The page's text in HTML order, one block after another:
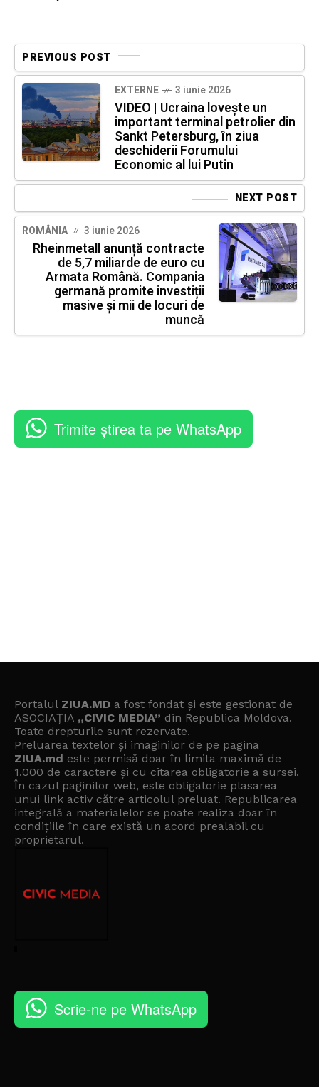
PREVIOUS POST
EXTERNE 3 iunie 2026
VIDEO | Ucraina lovește un
important terminal petrolier din
Sankt Petersburg, în ziua
deschiderii Forumului
Economic al lui Putin
NEXT POST
ROMÂNIA 3 iunie 2026
Rheinmetall anunță contracte
de 5,7 miliarde de euro cu
Armata Română. Compania
germană promite investiții
masive și mii de locuri de
muncă
Trimite știrea ta pe WhatsApp
Portalul ZIUA.MD a fost fondat și este gestionat de
ASOCIAȚIA „CIVIC MEDIA” din Republica Moldova.
Toate drepturile sunt rezervate.
Preluarea textelor și imaginilor de pe pagina
ZIUA.md este permisă doar în limita maximă de
1.000 de caractere și cu citarea obligatorie a sursei.
În cazul paginilor web, este obligatorie plasarea
unui link activ către articolul preluat. Republicarea
integrală a materialelor se poate realiza doar în
condițiile în care există un acord prealabil cu
proprietarul.
Scrie-ne pe WhatsApp